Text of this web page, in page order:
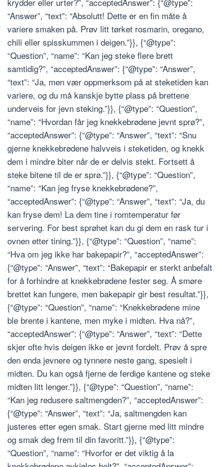
“Answer”, “text”: “Absolutt! Dette er en fin måte å
variere smaken på. Prøv litt tørket rosmarin, oregano,
chili eller spisskummen i deigen.”}}, {“@type”:
“Question”, “name”: “Kan jeg steke flere brett
samtidig?”, “acceptedAnswer”: {“@type”: “Answer”,
“text”: “Ja, men vær oppmerksom på at steketiden kan
variere, og du må kanskje bytte plass på brettene
underveis for jevn steking.”}}, {“@type”: “Question”,
“name”: “Hvordan får jeg knekkebrødene jevnt sprø?”,
“acceptedAnswer”: {“@type”: “Answer”, “text”: “Snu
gjerne knekkebrødene halvveis i steketiden, og knekk
dem i mindre biter når de er delvis stekt. Fortsett å
steke bitene til de er sprø.”}}, {“@type”: “Question”,
“name”: “Kan jeg fryse knekkebrødene?”,
“acceptedAnswer”: {“@type”: “Answer”, “text”: “Ja, du
kan fryse dem! La dem tine i romtemperatur før
servering. For best sprøhet kan du gi dem en rask tur i
ovnen etter tining.”}}, {“@type”: “Question”, “name”:
“Hva om jeg ikke har bakepapir?”, “acceptedAnswer”:
{“@type”: “Answer”, “text”: “Bakepapir er sterkt anbefalt
for å forhindre at knekkebrødene fester seg. Å smøre
brettet kan fungere, men bakepapir gir best resultat.”}},
{“@type”: “Question”, “name”: “Knekkebrødene mine
ble brente i kantene, men myke i midten. Hva nå?”,
“acceptedAnswer”: {“@type”: “Answer”, “text”: “Dette
skjer ofte hvis deigen ikke er jevnt fordelt. Prøv å spre
den enda jevnere og tynnere neste gang, spesielt i
midten. Du kan også fjerne de ferdige kantene og steke
midten litt lenger.”}}, {“@type”: “Question”, “name”:
“Kan jeg redusere saltmengden?”, “acceptedAnswer”:
{“@type”: “Answer”, “text”: “Ja, saltmengden kan
justeres etter egen smak. Start gjerne med litt mindre
og smak deg frem til din favoritt.”}}, {“@type”:
“Question”, “name”: “Hvorfor er det viktig å la